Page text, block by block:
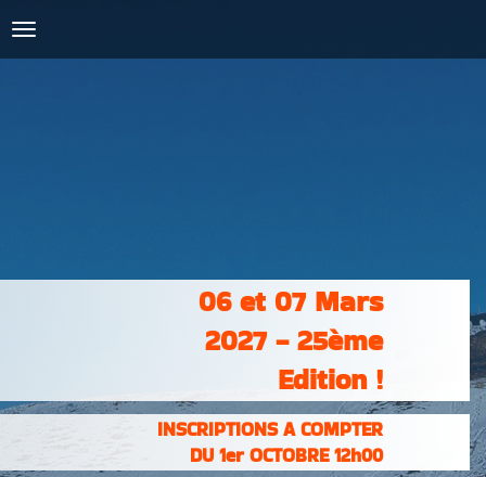
PHOTOS &
06 et 07 Mars
2027 - 25ème
Edition !
INSCRIPTIONS A COMPTER
DU 1er OCTOBRE 12h00